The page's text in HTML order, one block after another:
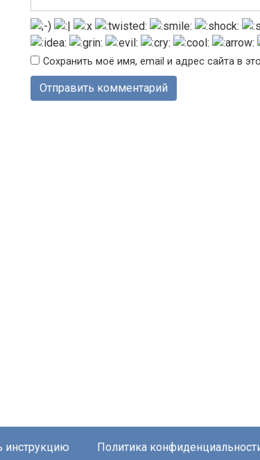
Сохранить моё имя, email и адрес сайта в
инструкцию Политика